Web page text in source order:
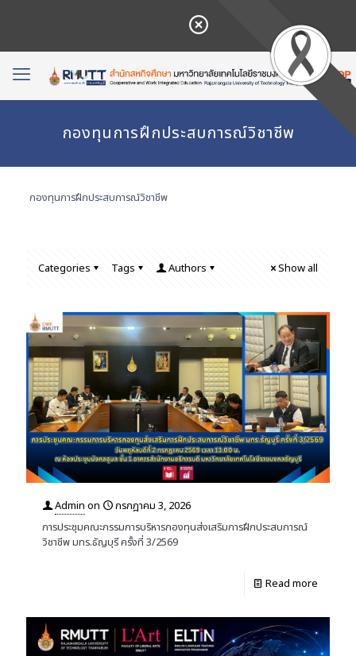
กองทุนการฝึกประสบการณ์วิชาชีพ
กองทุนการฝึกประสบการณ์วิชาชีพ
Categories Tags Authors Show all
Admin on
กรกฎาคม 3, 2026
การประชุมคณะกรรมการบริหารกองทุนส่งเสริมการฝึกประสบการณ์
วิชาชีพ มทร.ธัญบุรี ครั้งที่ 3/2569
Read more